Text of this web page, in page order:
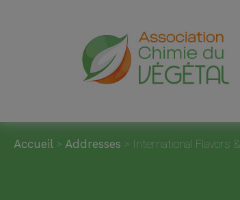
Accueil > Addresses > International Flavors